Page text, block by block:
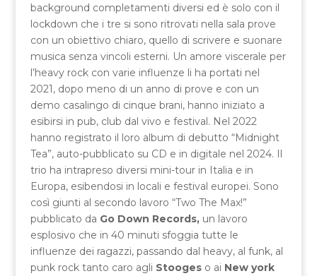
background completamenti diversi ed è solo con il
lockdown che i tre si sono ritrovati nella sala prove
con un obiettivo chiaro, quello di scrivere e suonare
musica senza vincoli esterni. Un amore viscerale per
l’heavy rock con varie influenze li ha portati nel
2021, dopo meno di un anno di prove e con un
demo casalingo di cinque brani, hanno iniziato a
esibirsi in pub, club dal vivo e festival. Nel 2022
hanno registrato il loro album di debutto “Midnight
Tea”, auto-pubblicato su CD e in digitale nel 2024. Il
trio ha intrapreso diversi mini-tour in Italia e in
Europa, esibendosi in locali e festival europei. Sono
così giunti al secondo lavoro “Two The Max!”
pubblicato da Go Down Records,un lavoro
esplosivo che in 40 minuti sfoggia tutte le
influenze dei ragazzi, passando dal heavy, al funk, al
punk rock tanto caro agli Stoogeso ai New york